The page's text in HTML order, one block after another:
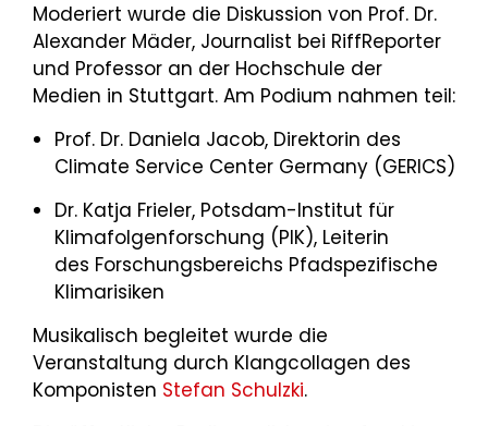
Moderiert wurde die Diskussion von Prof. Dr.
Alexander Mäder, Journalist bei RiffReporter
und Professor an der Hochschule der
Medien in Stuttgart. Am Podium nahmen teil:
Prof. Dr. Daniela Jacob, Direktorin des
Climate Service Center Germany (GERICS)
Dr. Katja Frieler, Potsdam-Institut für
Klimafolgenforschung (PIK), Leiterin
des Forschungsbereichs Pfadspezifische
Klimarisiken
Musikalisch begleitet wurde die
Veranstaltung durch Klangcollagen des
Komponisten Stefan Schulzki.